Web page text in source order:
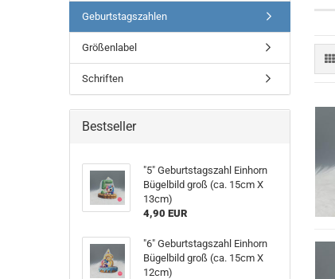
Geburtstagszahlen
Größenlabel
Schriften
Bestseller
"5" Geburtstagszahl Einhorn
Bügelbild groß (ca. 15cm X
13cm)
4,90 EUR
"6" Geburtstagszahl Einhorn
Bügelbild groß (ca. 15cm X
12cm)